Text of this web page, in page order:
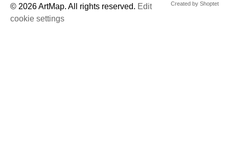
© 2026 ArtMap. All rights reserved. Edit
cookie settings